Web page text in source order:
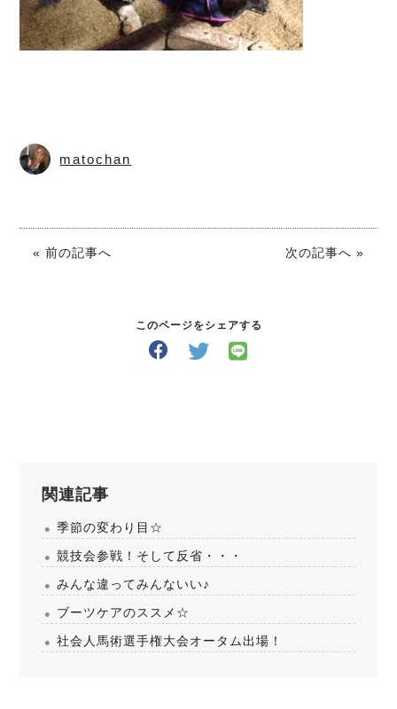
matochan
« 前の記事へ 次の記事へ »
このページをシェアする
関連記事
季節の変わり目☆
競技会参戦！そして反省・・・
みんな違ってみんないい♪
ブーツケアのススメ☆
社会人馬術選手権大会オータム出場！